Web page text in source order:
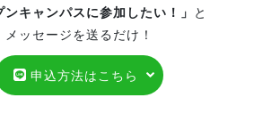
ンキャンパスに参加したい！」
と
メッセージを送るだけ！
申込方法はこちら